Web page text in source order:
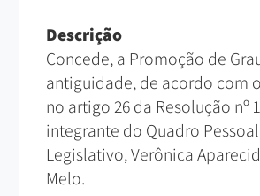
Descrição
Concede, a Promoção de
antiguidade, de acordo com
no artigo 26 da Resolução nº
integrante do Quadro
Legislativo, Verônica
Melo.